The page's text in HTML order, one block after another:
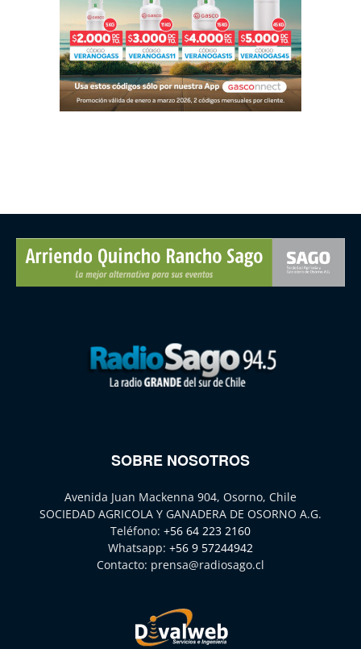
SOBRE NOSOTROS
Avenida Juan Mackenna 904, Osorno, Chile
SOCIEDAD AGRICOLA Y GANADERA DE OSORNO A.G.
Teléfono: +56 64 223 2160
Whatsapp: +56 9 57244942
Contacto: prensa@radiosago.cl